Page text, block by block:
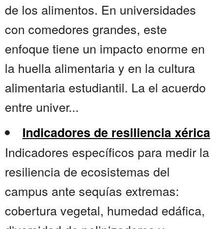
de los alimentos. En universidades
con comedores grandes, este
enfoque tiene un impacto enorme en
la huella alimentaria y en la cultura
alimentaria estudiantil. La el acuerdo
entre univer...
Indicadores de resiliencia xérica
Indicadores específicos para medir la
resiliencia de ecosistemas del
campus ante sequías extremas:
cobertura vegetal, humedad edáfica,